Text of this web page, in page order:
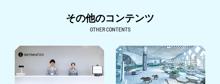
その他のコンテンツ
OTHER CONTENTS